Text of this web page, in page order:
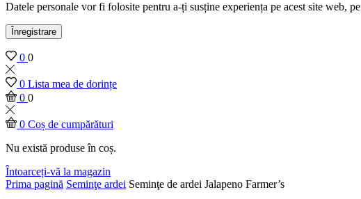
Datele personale vor fi folosite pentru a-ți susține experiența pe acest site web,
Înregistrare
0 0
0 Lista mea de dorințe
0 0
0 Coș de cumpărături
Nu există produse în coș.
Întoarceți-vă la magazin
Prima pagină Seminţe ardei Seminţe de ardei Jalapeno Farmer’s